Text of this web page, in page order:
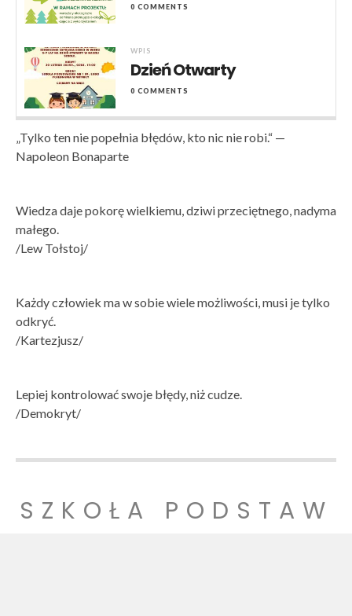
0 COMMENTS
WPIS
Dzień Otwarty
0 COMMENTS
„Tylko ten nie popełnia błędów, kto nic nie robi.“ —
Napoleon Bonaparte
Wiedza daje pokorę wielkiemu, dziwi przeciętnego, nadyma
małego.
/Lew Tołstoj/
Każdy człowiek ma w sobie wiele możliwości, musi je tylko
odkryć.
/Kartezjusz/
Lepiej kontrolować swoje błędy, niż cudze.
/Demokryt/
SZKOŁA PODSTAW